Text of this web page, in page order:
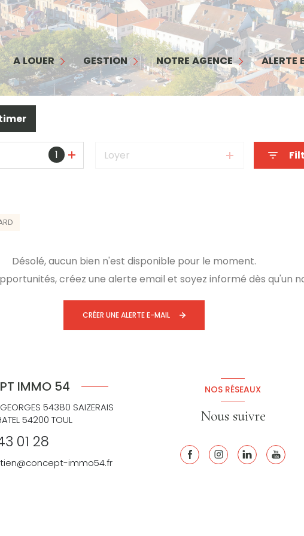
A LOUER
MAISON
APPARTEMENT
COMMERCES/ BUREAUX
GARAGE
TERRAIN
BIENS LOUÉS
GESTION
GESTION
INTERFACE PROPRIÉTAIRE
INTERFACE LOCATAIRE
NOTRE AGENCE
NOTRE AGENCE
NOTRE ÉQUIPE
NOS SERVICES
ALERTE
1 Loyer
Désolé, aucun bien n'est disponible pour le moment.
créez une alerte email et soyez informé dès qu'un
CRÉER UNE ALERTE E-MAIL
IMMO 54
54380 SAIZERAIS
54200 TOUL
01 28
immo54.fr
NOS RÉSEAUX
Nous suivre